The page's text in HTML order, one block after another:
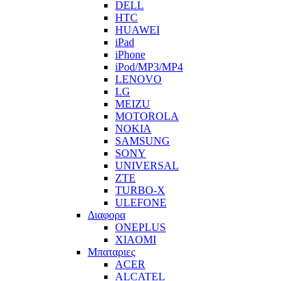
DELL
HTC
HUAWEI
iPad
iPhone
iPod/MP3/MP4
LENOVO
LG
MEIZU
MOTOROLA
NOKIA
SAMSUNG
SONY
UNIVERSAL
ZTE
TURBO-X
ULEFONE
Διαφορα
ONEPLUS
XIAOMI
Μπαταριες
ACER
ALCATEL